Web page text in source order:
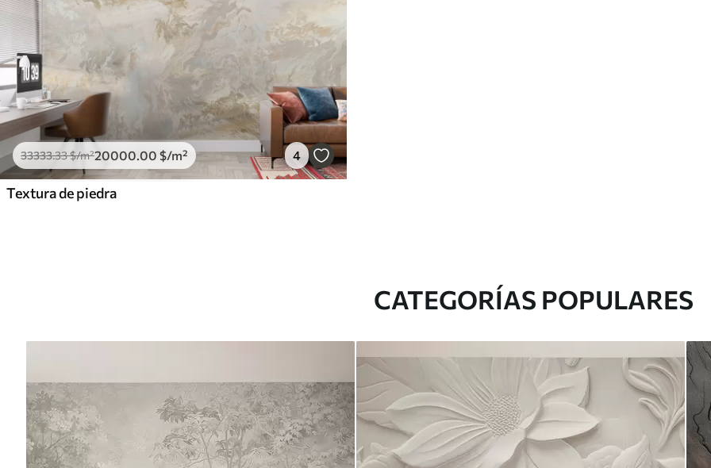
33333.33$/m²20000.00 $/m² 4
Textura de piedra
CATEGORÍAS POPULARES